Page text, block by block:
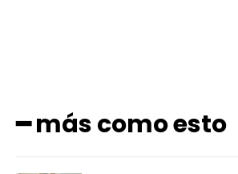
━ más como esto